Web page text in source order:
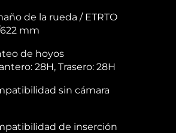
de la rueda / ETRTO
622 mm
de hoyos
28H, Trasero: 28H
sin cámara
de inserción